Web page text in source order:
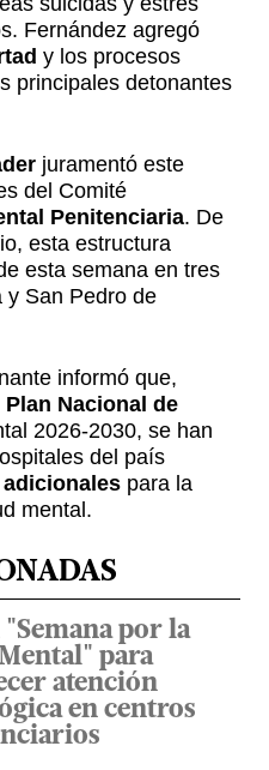
Fernández agregó
y los procesos
principales detonantes
juramentó este
del Comité
Penitenciaria. De
esta estructura
esta semana en tres
y San Pedro de
informó que,
Plan Nacional de
2026-2030, se han
del país
adicionales para la
mental.
por la
para
atención
en centros